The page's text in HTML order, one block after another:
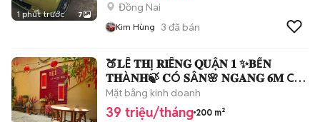
1 phút trước 7
Đồng Nai
Kim Hùng 3 đã bán
🍑𝐋Ê 𝐓𝐇Ị 𝐑𝐈Ê𝐍𝐆 𝐐𝐔Ậ𝐍 𝟏 ✨𝐁Ế𝐍
𝐓𝐇À𝐍𝐇🍃 𝐂Ó 𝐒Â𝐍🌸 𝐍𝐆𝐀𝐍𝐆 𝟔𝐌 Cho
thuê Nhà có sân
Mặt bằng kinh doanh
39 triệu/tháng 200 m²